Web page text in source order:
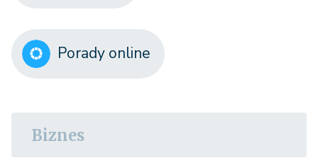
Porady online
Biznes